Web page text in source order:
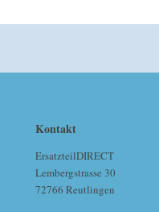
Kontakt
ErsatzteilDIRECT
Lembergstrasse 30
72766 Reutlingen